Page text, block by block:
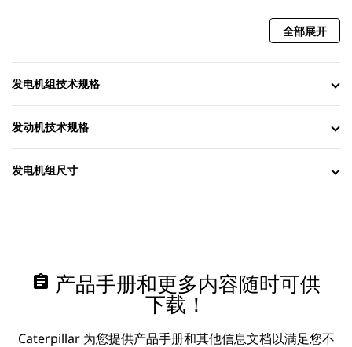
全部展开
发电机组技术规格
发动机技术规格
发电机组尺寸
assignment 产品手册和更多内容随时可供
下载！
Caterpillar 为您提供产品手册和其他信息文档以满足您不